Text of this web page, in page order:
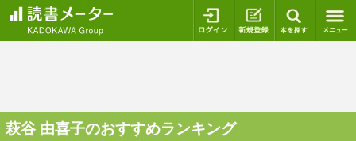
ログイン 新規登録
萩谷 由喜子のおすすめランキング